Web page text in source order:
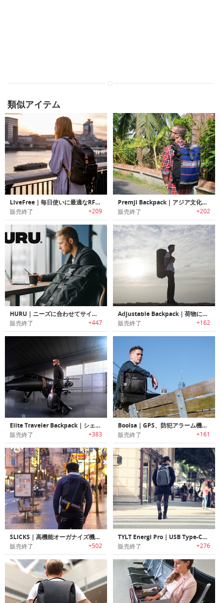
類似アイテム
LiveFree｜毎日使いに最適なRFID保護/ワイヤレスチャージャー機能を搭載したバックパック「リブフリー」
販売終了 +209
Premji Backpack｜アジア文化を伝承する生地を使ったエスニックバックパック「プレムジ」
販売終了 +202
HURU｜ニーズに合わせてサイズ変更可能なタフユースバックパック「フル」
販売終了 +447
Adjustable Backpack｜荷物に合わせてサイズを拡張可能なマルチサイズバックパック「アジャスタブルバックパック」
販売終了 +162
Elite Traveler Backpack｜シェルフ/ドロワー付きバックパック「エリートトラベルバックパック」
販売終了 +383
Boolsa｜GPS、防犯アラーム機能搭載の多機能バックパック「ボーサ」
販売終了 +161
SLICKS｜高機能オーガナイズ機能搭載3WAYトラベルバックパック「スリックス」
販売終了 +502
TYLT Energi Pro｜USB Type-C対応急速充電機能搭載バックパック「ティルトエナジープロ」
販売終了 +276